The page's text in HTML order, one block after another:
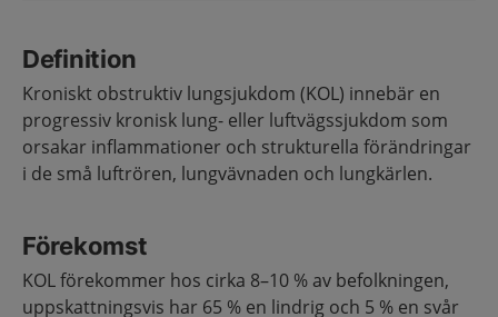
Definition
Kroniskt obstruktiv lungsjukdom (KOL) innebär en
progressiv kronisk lung- eller luftvägssjukdom som
orsakar inflammationer och strukturella förändringar
i de små luftrören, lungvävnaden och lungkärlen.
Förekomst
KOL förekommer hos cirka 8–10 % av befolkningen,
uppskattningsvis har 65 % en lindrig och 5 % en svår